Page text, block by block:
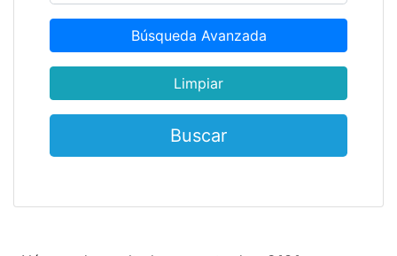
Búsqueda Avanzada